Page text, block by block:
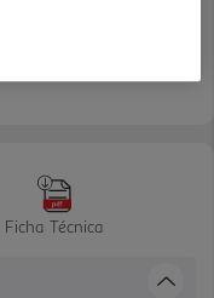
Ficha Técnica